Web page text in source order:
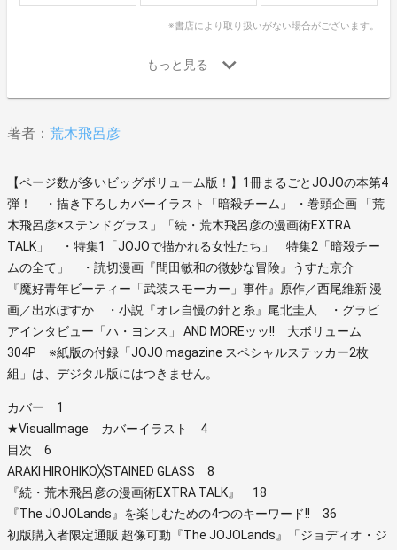
※書店により取り扱いがない場合がございます。
著者： 荒木飛呂彦
【ページ数が多いビッグボリューム版！】1冊まるごとJOJOの本第4
弾！ ・描き下ろしカバーイラスト「暗殺チーム」 ・巻頭企画 「荒
木飛呂彦×ステンドグラス」「続・荒木飛呂彦の漫画術EXTRA
TALK」 ・特集1「JOJOで描かれる女性たち」 特集2「暗殺チー
ムの全て」 ・読切漫画『間田敏和の微妙な冒険』うすた京介
『魔好青年ビーティー「武装スモーカー」事件』原作／西尾維新 漫
画／出水ぽすか ・小説『オレ自慢の針と糸』尾北圭人 ・グラビ
アインタビュー「ハ・ヨンス」 AND MOREッッ!! 大ボリューム
304P ※紙版の付録「JOJO magazine スペシャルステッカー2枚
組」は、デジタル版にはつきません。
カバー 1
★VisualImage カバーイラスト 4
目次 6
ARAKI HIROHIKO╳STAINED GLASS 8
『続・荒木飛呂彦の漫画術EXTRA TALK』 18
『The JOJOLands』を楽しむための4つのキーワード!! 36
初版購入者限定通販 超像可動『The JOJOLands』「ジョディオ・ジ